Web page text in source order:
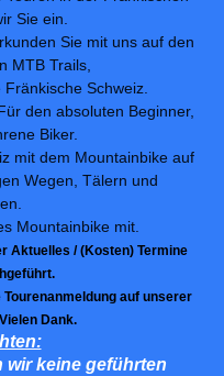
Sie ein.
Sie mit uns auf den
MTB Trails,
Schweiz.
den absoluten Beginner,
Biker.
mit dem Mountainbike auf
Wegen, Tälern und
Mountainbike mit.
Aktuelles / (Kosten) Termine
auf unserer
Dank.
wir keine geführten